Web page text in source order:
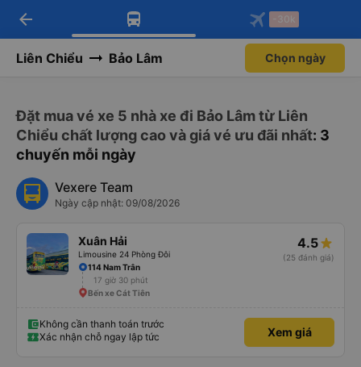
Tải app Vexere ngay!
Nhận ưu đãi thành viên độc
Mở app
Tải app Vexere
-30k/ghế khi đặt vé máy bay qua
Mở app
arrow_back -30k
Liên Chiểu Bảo Lâm Chọn ngày
Đặt mua vé xe 5 nhà xe đi Bảo Lâm từ Liên
Chiểu chất lượng cao và giá vé ưu đãi nhất: 3
chuyến mỗi ngày
Vexere Team
Ngày cập nhật: 09/08/2026
Xuân Hải
Limousine 24 Phòng Đôi
4.5
(25 đánh giá)
114 Nam Trân
17 giờ 30 phút
Bến xe Cát Tiên
Không cần thanh toán trước
Xác nhận chỗ ngay lập tức
Xem giá